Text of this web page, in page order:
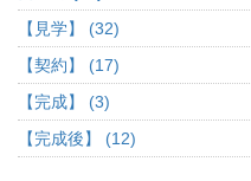
【見学】 (32)
【契約】 (17)
【完成】 (3)
【完成後】 (12)